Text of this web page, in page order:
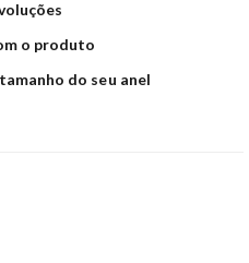
o produto
do seu anel